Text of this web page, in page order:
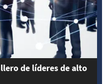
de líderes de alto